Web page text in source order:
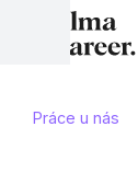
Práce u nás